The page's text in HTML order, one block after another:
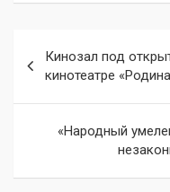
по
записям
Кинозал под
кинотеатре
«Народный